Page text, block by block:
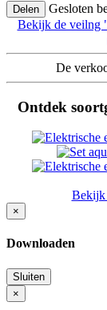
Delen Gesloten
Bekijk de veilng
De
Ontdek
Bekijk
×
Downloaden
Sluiten
×